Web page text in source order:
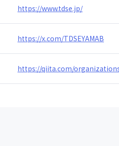
https://www.tdse.jp/
https://x.com/TDSEYAMAB
https://qiita.com/